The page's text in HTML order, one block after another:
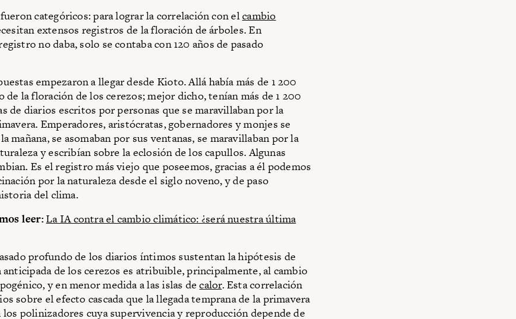
categóricos: para lograr la correlación con elcambio
extensos registros de la floración de árboles. En
no daba, solo se contaba con 120 años de pasado
empezaron a llegar desde Kioto. Allá había más de 1 200
de la floración de los cerezos; mejor dicho, tenían más de 1 200
de diarios escritos por personas que se maravillaban por la
Emperadores, aristócratas, gobernadores y monjes se
mañana, se asomaban por sus ventanas, se maravillaban por la
y escribían sobre la eclosión de los capullos. Algunas
Es el registro más viejo que poseemos, gracias a él podemos
por la naturaleza desde el siglo noveno, y de paso
del clima.
leer:La IA contra el cambio climático: ¿será nuestra última
profundo de los diarios íntimos sustentan la hipótesis de
de los cerezos es atribuible, principalmente, al cambio
y en menor medida a las islas decalor. Esta correlación
sobre el efecto cascada que la llegada temprana de la primavera
polinizadores cuya supervivencia y reproducción depende de